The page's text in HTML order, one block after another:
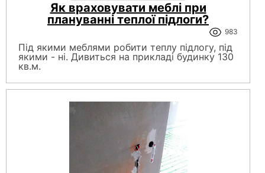
Як враховувати меблі при
плануванні теплої підлоги?
983
Під якими меблями робити теплу підлогу, під
якими - ні. Дивиться на прикладі будинку 130
кв.м.